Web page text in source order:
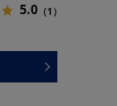
5.0 （1）